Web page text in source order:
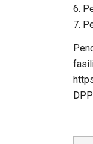
6.
7.